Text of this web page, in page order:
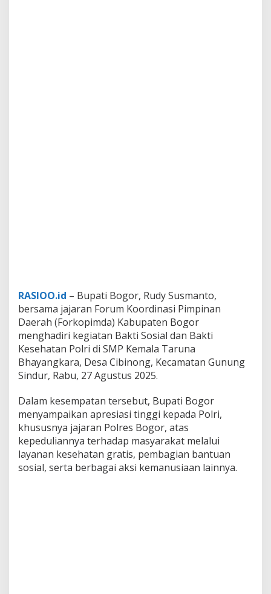
RASIOO.id – Bupati Bogor, Rudy Susmanto,
bersama jajaran Forum Koordinasi Pimpinan
Daerah (Forkopimda) Kabupaten Bogor
menghadiri kegiatan Bakti Sosial dan Bakti
Kesehatan Polri di SMP Kemala Taruna
Bhayangkara, Desa Cibinong, Kecamatan Gunung
Sindur, Rabu, 27 Agustus 2025.
Dalam kesempatan tersebut, Bupati Bogor
menyampaikan apresiasi tinggi kepada Polri,
khususnya jajaran Polres Bogor, atas
kepeduliannya terhadap masyarakat melalui
layanan kesehatan gratis, pembagian bantuan
sosial, serta berbagai aksi kemanusiaan lainnya.